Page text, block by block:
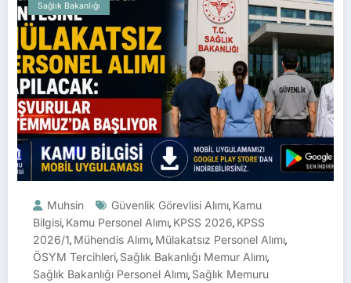
Sağlık Bakanlığı
Muhsin Güvenlik Görevlisi Alımı, Kamu
Bilgisi, Kamu Personel Alımı, KPSS 2026, KPSS
2026/1, Mühendis Alımı, Mülakatsız Personel Alımı,
ÖSYM Tercihleri, Sağlık Bakanlığı Memur Alımı,
Sağlık Bakanlığı Personel Alımı, Sağlık Memuru